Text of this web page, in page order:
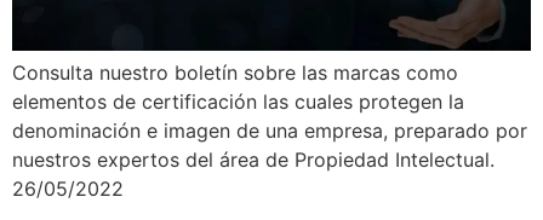
Consulta nuestro boletín sobre las marcas como
elementos de certificación las cuales protegen la
denominación e imagen de una empresa, preparado por
nuestros expertos del área de Propiedad Intelectual.
26/05/2022